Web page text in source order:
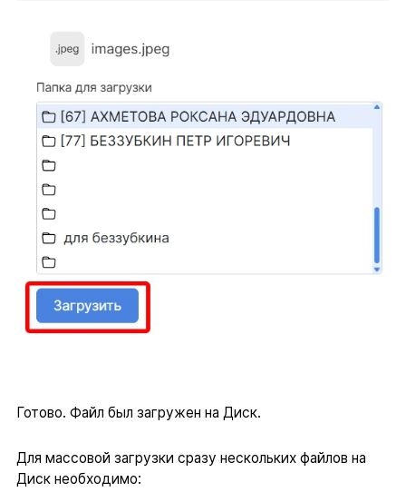
Готово. Файл был загружен на Диск.
Для массовой загрузки сразу нескольких файлов на
Диск необходимо: